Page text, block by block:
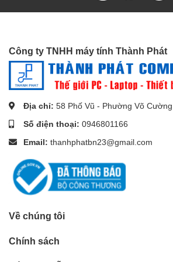
mua hàng nào, vui
hệHotline
ngũ
Thành Phát
thể tư vấn và hỗ trợ
nhất!
Công ty TNHH máy tính Thành Phát
Địa chỉ: 58 Phố Vũ - Phường Võ
Số điện thoại: 0946801166
Email: thanhphatbn23@gmail.com
Về chúng tôi
Chính sách